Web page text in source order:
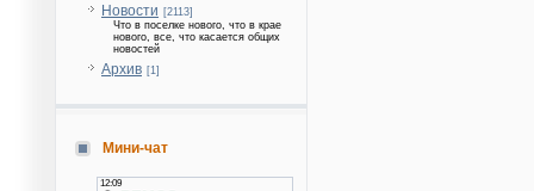
Новости [2113]
Что в поселке нового, что в крае
нового, все, что касается общих
новостей
Архив [1]
Мини-чат